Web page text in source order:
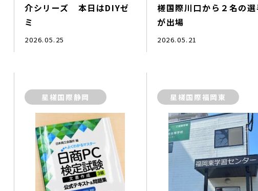
介シリーズ 本日はDIYゼ
ミ
2026.05.25
槎国際川口から２名の
が出場
2026.05.21
星槎国際静岡 星槎国際福岡東